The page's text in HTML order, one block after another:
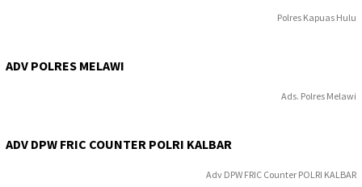
Polres Kapuas Hulu
ADV POLRES MELAWI
Ads. Polres Melawi
ADV DPW FRIC COUNTER POLRI KALBAR
Adv DPW FRIC Counter POLRI KALBAR